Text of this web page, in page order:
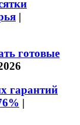
|
готовые
гарантий
|